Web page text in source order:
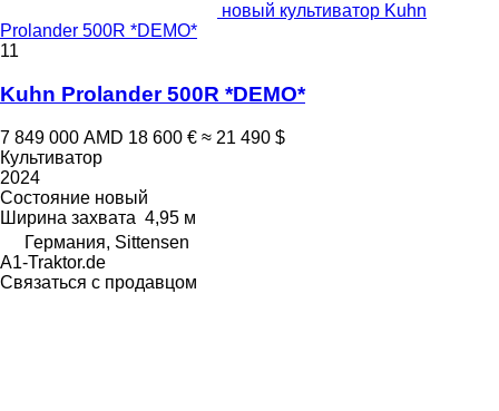
новый культиватор Kuhn
Prolander 500R *DEMO*
11
Kuhn Prolander 500R *DEMO*
7 849 000 AMD 18 600 € ≈ 21 490 $
Культиватор
2024
Состояние новый
Ширина захвата 4,95 м
Германия, Sittensen
A1-Traktor.de
Связаться с продавцом